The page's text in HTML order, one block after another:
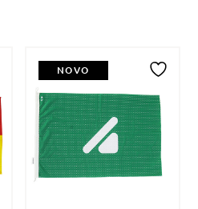
NOVO
à
lista
de
desejos